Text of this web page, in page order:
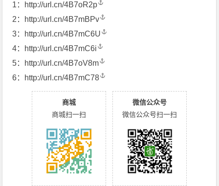
1： http://url.cn/4B7oR2p
2： http://url.cn/4B7mBPv
3： http://url.cn/4B7mC6U
4： http://url.cn/4B7mC6i
5： http://url.cn/4B7oV8m
6： http://url.cn/4B7mC78
商城
商城扫一扫
微信公众号
微信公众号扫一扫